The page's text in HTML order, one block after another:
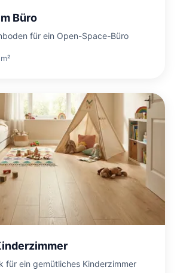
Büro
für ein Open-Space-Büro
für ein gemütliches Kinderzimmer